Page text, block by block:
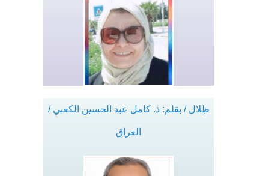
ظِلال / بقلم: ذ. كامل عبد الحسين الكعبي /
العراق